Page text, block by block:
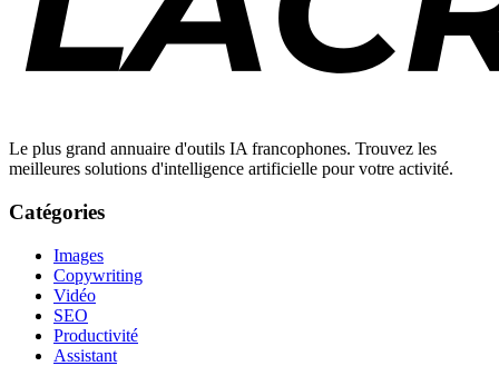
Le plus grand annuaire d'outils IA francophones. Trouvez les
meilleures solutions d'intelligence artificielle pour votre activité.
Catégories
Images
Copywriting
Vidéo
SEO
Productivité
Assistant